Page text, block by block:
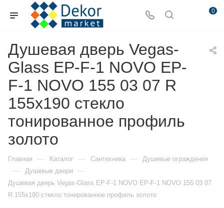
0
Душевая дверь Vegas-
Glass EP-F-1 NOVO EP-
F-1 NOVO 155 03 07 R
155х190 стекло
тонированное профиль
золото
Главная — Каталог — Сантехника — Душевые ограждения
— Душевые двери —
Душевая дверь Vegas-Glass EP-F-1 NOVO EP-F-1 NOVO 155 03 07
R 155х190 стекло тонированное профиль золото